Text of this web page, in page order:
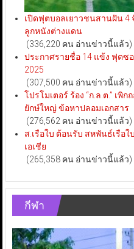
เปิดฟุตบอลเยาวชนสานฝัน 4
ลูกหนังต่างแดน
(336,220 คน อ่านข่าวนี้แล้ว)
ประกาศรายชื่อ 14 แข้ง ฟุตซ
2025
(307,500 คน อ่านข่าวนี้แล้ว)
โปรโมเตอร์ ร้อง “ก.ล.ต.” เ
ยักษ์ใหญ่ ข้อหาปลอมเอกสาร
(276,562 คน อ่านข่าวนี้แล้ว)
ส.เรือใบ ต้อนรับ สหพันธ์เรือ
เอเชีย
(265,358 คน อ่านข่าวนี้แล้ว)
กีฬา